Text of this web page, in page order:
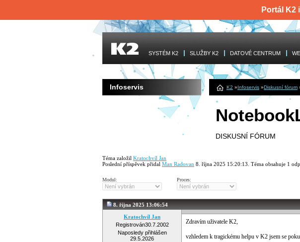
Portál K2
SYSTÉM K2 SLUŽBY K2 DATOVÉ CENTRUM
K2 »Infoservis »Diskusní fórum
Infoservis
DISKUSNÍ FÓRUM
Téma založil Kratochvíl Jan
Poslední příspěvek přidal Man Radovan 8. října 2025 15:20:13 Téma obsahuje 1
Modul: Proces:
8. října 2025 13:06:54
Kratochvíl Jan
Registrován30.7.2002
Naposledy přihlášen
29.5.2026
Zdravím uživatele K2,
vzhledem k tragickému helpu v K2 jsem se